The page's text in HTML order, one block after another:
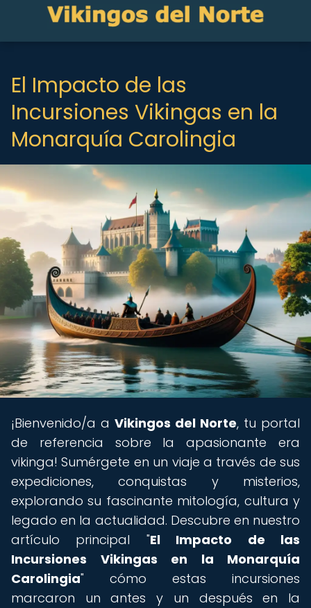
El Impacto de las
Incursiones Vikingas en la
Monarquía Carolingia
¡Bienvenido/a a Vikingos del Norte, tu portal
de referencia sobre la apasionante era
vikinga! Sumérgete en un viaje a través de sus
expediciones, conquistas y misterios,
explorando su fascinante mitología, cultura y
legado en la actualidad. Descubre en nuestro
artículo principal "El Impacto de las
Incursiones Vikingas en la Monarquía
Carolingia" cómo estas incursiones
marcaron un antes y un después en la